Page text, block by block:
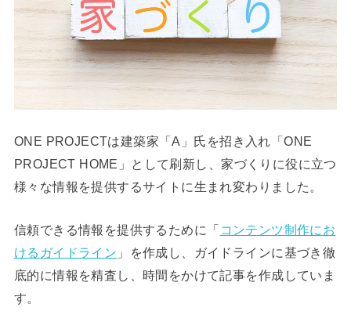
ONE PROJECTは建築家「A」氏を招き入れ「ONE
PROJECT HOME」として刷新し、家づくりに役に立つ
様々な情報を提供するサイトに生まれ変わりました。
信頼できる情報を提供するために「 コンテンツ制作にお
けるガイドライン 」を作成し、ガイドラインに基づき徹
底的に情報を精査し、時間をかけて記事を作成していま
す。